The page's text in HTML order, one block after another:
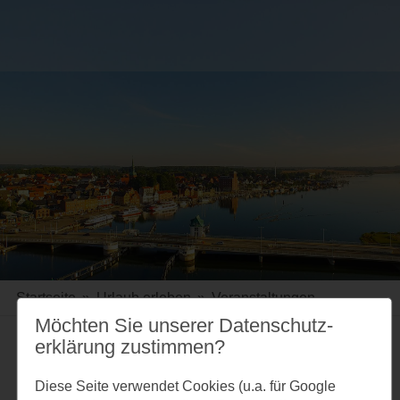
Startseite » Urlaub erleben » Veranstaltungen
Merkzettel
Möchten Sie unserer Datenschutz­
erklärung zustimmen?
Diese Seite verwendet Cookies (u.a. für Google